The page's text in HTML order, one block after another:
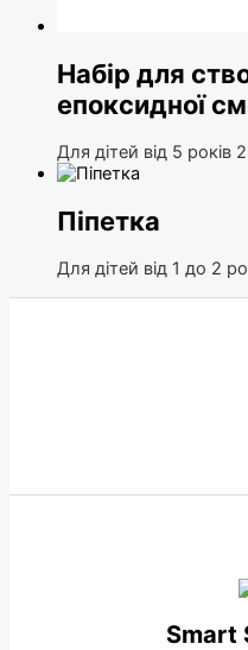
Набір для
епоксидної
Для дітей від 5 років
Піпетка
Для дітей від 1 до 2
Smart